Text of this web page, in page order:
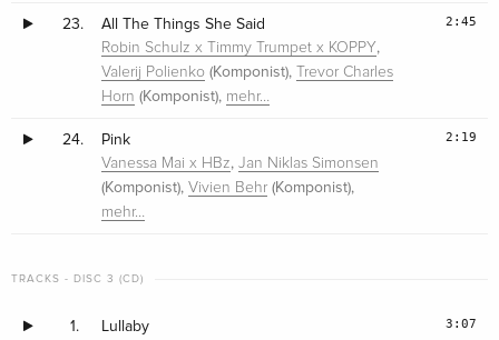
23. All The Things She Said
Robin Schulz x Timmy Trumpet x KOPPY,
Valerij Polienko (Komponist), Trevor Charles
Horn (Komponist), mehr…
2:45
24. Pink
Vanessa Mai x HBz,Jan Niklas Simonsen
(Komponist),Vivien Behr (Komponist),
mehr…
2:19
TRACKS - DISC 3 (CD)
1. Lullaby 3:07